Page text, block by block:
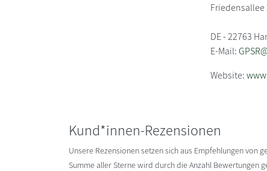
Friedensallee
DE - 22763
E-Mail:
Website:
Kund*innen-Rezensionen
Unsere Rezensionen setzen sich aus Empfehlungen von
Summe aller Sterne wird durch die Anzahl Bewertungen